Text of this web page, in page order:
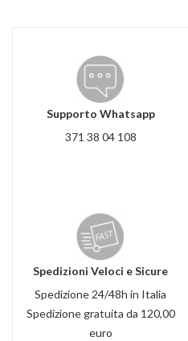
Supporto Whatsapp
371 38 04 108
Spedizioni Veloci e Sicure
Spedizione 24/48h in Italia
Spedizione gratuita da 120,00
euro